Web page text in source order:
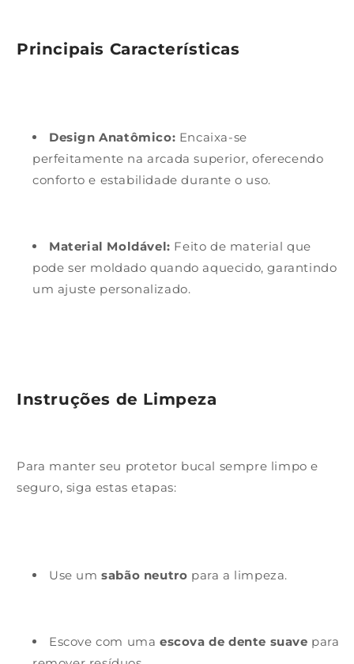
Principais Características
Design Anatômico: Encaixa-se
perfeitamente na arcada superior, oferecendo
conforto e estabilidade durante o uso.
Material Moldável: Feito de material que
pode ser moldado quando aquecido, garantindo
um ajuste personalizado.
Instruções de Limpeza
Para manter seu protetor bucal sempre limpo e
seguro, siga estas etapas:
Use umsabão neutro para a limpeza.
Escove com uma escova de dente suave para